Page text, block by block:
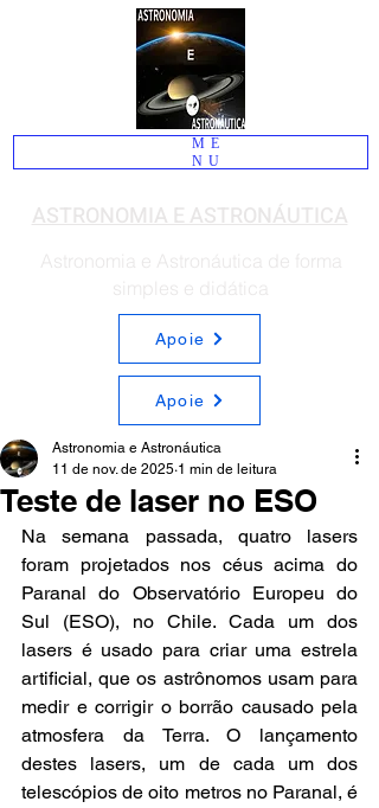
ASTRONOMIA E ASTRONÁUTICA
ME
NU
Astronomia e Astronáutica de forma
simples e didática
Apoie
Apoie
Teste de laser no ESO
Astronomia e Astronáutica
11 de nov. de 2025 1 min de leitura
Na semana passada, quatro lasers
foram projetados nos céus acima do
Paranal do Observatório Europeu do
Sul (ESO), no Chile. Cada um dos
lasers é usado para criar uma estrela
artificial, que os astrônomos usam para
medir e corrigir o borrão causado pela
atmosfera da Terra. O lançamento
destes lasers, um de cada um dos
telescópios de oito metros no Paranal, é